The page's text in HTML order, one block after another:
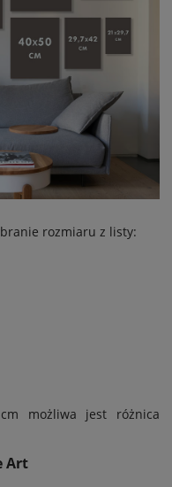
rozmiaru z listy:
możliwa jest różnica
Art